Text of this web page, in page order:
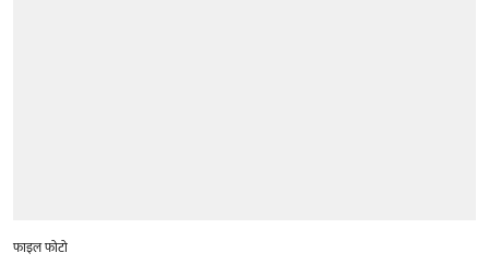
फाइल फोटो